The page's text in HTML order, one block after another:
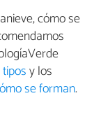
cómo se
y los
se forman.